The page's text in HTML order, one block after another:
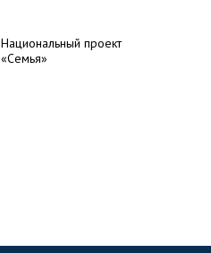
Национальный проект
«Семья»